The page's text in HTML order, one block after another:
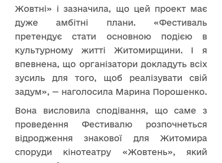
Жовтні» і зазначила, що цей проект має
дуже амбітні плани. «Фестиваль
претендує стати основною подією в
культурному житті Житомирщини. І я
впевнена, що організатори докладуть всіх
зусиль для того, щоб реалізувати свій
задум», — наголосила Марина Порошенко.
Вона висловила сподівання, що саме з
проведення Фестивалю розпочнеться
відродження знакової для Житомира
споруди кінотеатру «Жовтень», який